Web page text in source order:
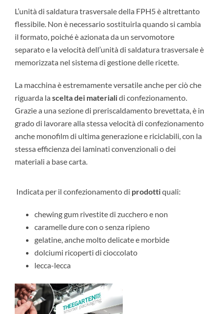
L’unità di saldatura trasversale della FPH5 è altrettanto
flessibile. Non è necessario sostituirla quando si cambia
il formato, poiché è azionata da un servomotore
separato e la velocità dell’unità di saldatura trasversale è
memorizzata nel sistema di gestione delle ricette.
La macchina è estremamente versatile anche per ciò che
riguarda la scelta dei materialidi confezionamento.
Grazie a una sezione di preriscaldamento brevettata, è in
grado di lavorare alla stessa velocità di confezionamento
anche monofilm di ultima generazione e riciclabili, con la
stessa efficienza dei laminati convenzionali o dei
materiali a base carta.
Indicata per il confezionamento di prodottiquali:
chewing gum rivestite di zucchero e non
caramelle dure con o senza ripieno
gelatine, anche molto delicate e morbide
dolciumi ricoperti di cioccolato
lecca-lecca